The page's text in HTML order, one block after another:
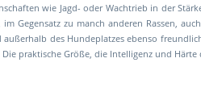
wie Jagd- oder Wachtrieb in der
Gegensatz zu manch anderen Rassen,
außerhalb des Hundeplatzes ebenso
praktische Größe, die Intelligenz und